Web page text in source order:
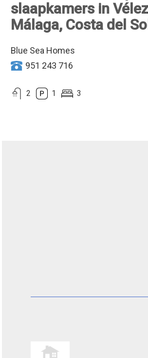
slaapkamers in
Málaga, Costa del Sol
Blue Sea Homes
951 243 716
2 3
1